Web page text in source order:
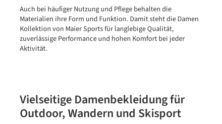
Auch bei häufiger Nutzung und Pflege behalten die
Materialien ihre Form und Funktion. Damit steht die Damen
Kollektion von Maier Sports für langlebige Qualität,
zuverlässige Performance und hohen Komfort bei jeder
Aktivität.
Vielseitige Damenbekleidung für
Outdoor, Wandern und Skisport